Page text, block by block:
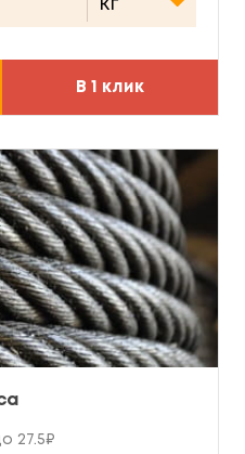
В 1 клик
27.5₽